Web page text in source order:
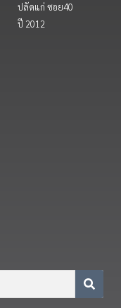
ปลัดแก่ ซอย40
ปี 2012